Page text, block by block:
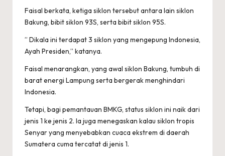
Faisal berkata, ketiga siklon tersebut antara lain siklon
Bakung, bibit siklon 93S, serta bibit siklon 95S.
” Dikala ini terdapat 3 siklon yang mengepung Indonesia,
Ayah Presiden,” katanya.
Faisal menarangkan, yang awal siklon Bakung, tumbuh di
barat energi Lampung serta bergerak menghindari
Indonesia.
Tetapi, bagi pemantauan BMKG, status siklon ini naik dari
jenis 1 ke jenis 2. Ia juga menegaskan kalau siklon tropis
Senyar yang menyebabkan cuaca ekstrem di daerah
Sumatera cuma tercatat di jenis 1.